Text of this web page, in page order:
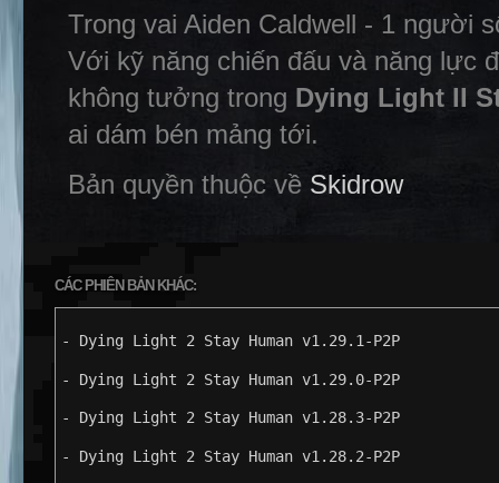
Trong vai Aiden Caldwell - 1 người
Với kỹ năng chiến đấu và năng lực
không tưởng trong Dying Light II
ai dám bén mảng tới.
Bản quyền thuộc về Skidrow
CÁC PHIÊN BẢN KHÁC:
- Dying Light 2 Stay Human v1.29.1-P2P
- Dying Light 2 Stay Human v1.29.0-P2P
- Dying Light 2 Stay Human v1.28.3-P2P
- Dying Light 2 Stay Human v1.28.2-P2P